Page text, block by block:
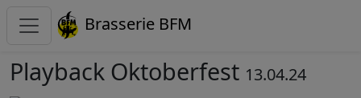
Brasserie BFM
Playback Oktoberfest 13.04.24